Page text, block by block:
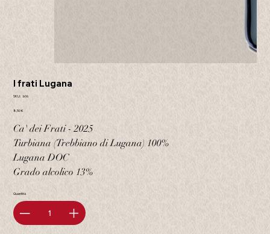
I frati Lugana
SKU: SKU
b06
Prezzo
8,50 €
Ca' dei Frati - 2025
Turbiana (Trebbiano di Lugana) 100%
Lugana DOC
Grado alcolico 13%
Quantità